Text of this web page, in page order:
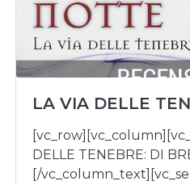
LA VIA DELLE
DELLE TENEBRE: DI
[/